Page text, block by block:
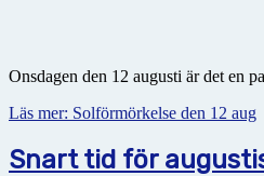
Onsdagen den 12 augusti är det en
Läs mer: Solförmörkelse den 12 aug
Snart tid för